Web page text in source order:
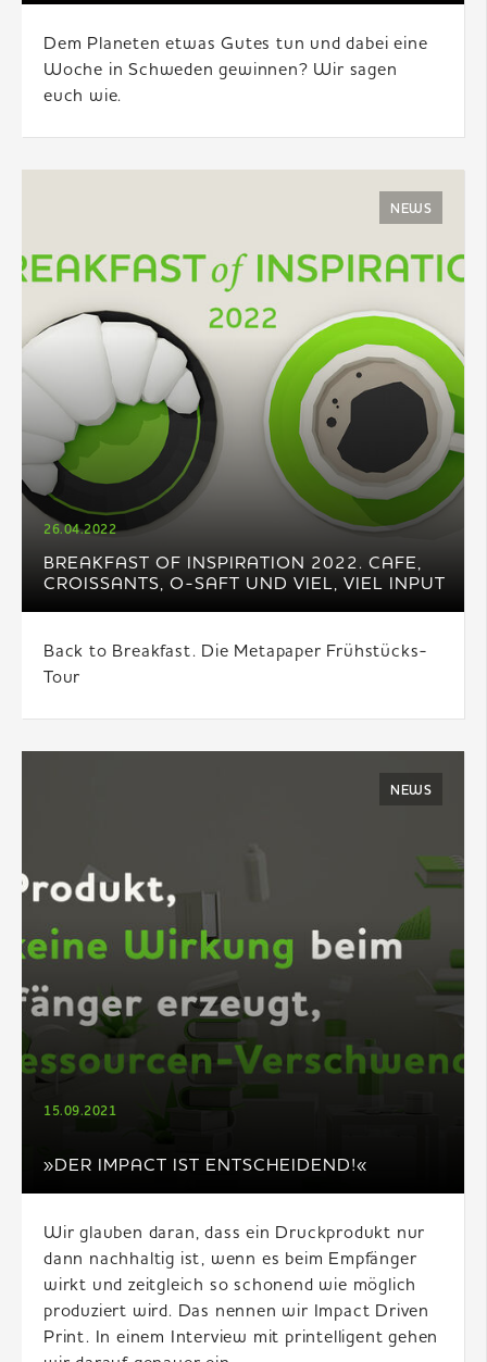
Dem Planeten etwas Gutes tun und dabei eine
Woche in Schweden gewinnen? Wir sagen
euch wie.
BREAKFAST OF INSPIRATION 2022. CAFE,
CROISSANTS, O-SAFT UND VIEL, VIEL INPUT
26.04.2022
NEWS
Back to Breakfast. Die Metapaper Frühstücks-
Tour
»DER IMPACT IST ENTSCHEIDEND!«
15.09.2021
NEWS
Wir glauben daran, dass ein Druckprodukt nur
dann nachhaltig ist, wenn es beim Empfänger
wirkt und zeitgleich so schonend wie möglich
produziert wird. Das nennen wir Impact Driven
Print. In einem Interview mit printelligent gehen